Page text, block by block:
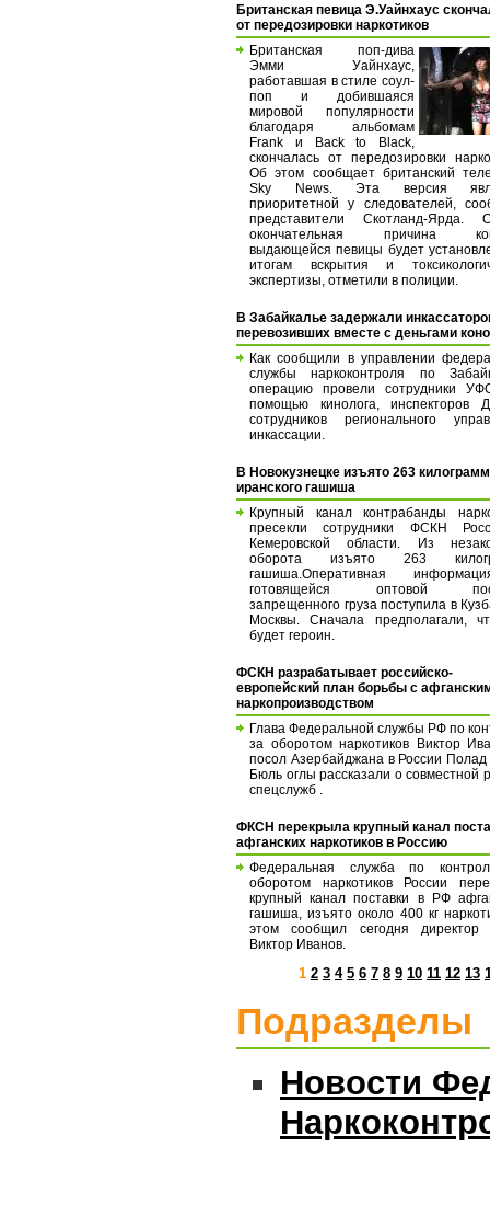
Британская певица Э.Уайнхаус
от передозировки наркотиков
Британская поп-дива
Эмми Уайнхаус,
работавшая в стиле соул-
поп и добившаяся
мировой популярности
благодаря альбомам
Frank и Back to Black,
скончалась от передозировки
Об этом сообщает британский
Sky News. Эта версия
приоритетной у следователей,
представители Скотланд-Ярда.
окончательная причина
выдающейся певицы будет
итогам вскрытия и
экспертизы, отметили в полиции.
В Забайкалье задержали
перевозивших вместе с деньгами
Как сообщили в управлении
службы наркоконтроля по
операцию провели сотрудники
помощью кинолога, инспекторов
сотрудников регионального
инкассации.
В Новокузнецке изъято 263
иранского гашиша
Крупный канал контрабанды
пресекли сотрудники ФСКН
Кемеровской области. Из
оборота изъято 263
гашиша.Оперативная
готовящейся оптовой
запрещенного груза поступила в
Москвы. Сначала предполагали,
будет героин.
ФСКН разрабатывает российско-
европейский план борьбы с
наркопроизводством
Глава Федеральной службы РФ по
за оборотом наркотиков Виктор
посол Азербайджана в России
Бюль оглы рассказали о совместной
спецслужб .
ФКСН перекрыла крупный канал
афганских наркотиков в Россию
Федеральная служба по
оборотом наркотиков России
крупный канал поставки в РФ
гашиша, изъято около 400 кг
этом сообщил сегодня
Виктор Иванов.
1 2 3 4 5 6 7 8 9 10 11 12 13
Подразделы
Новости